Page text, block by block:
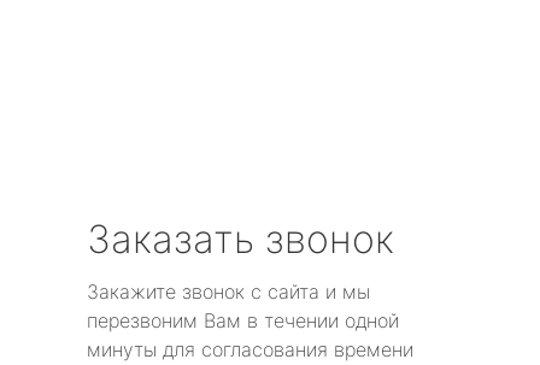
Заказать звонок
Закажите звонок с сайта и мы
перезвоним Вам в течении одной
минуты для согласования времени